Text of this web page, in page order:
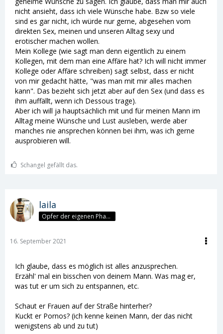
nicht ansieht, dass ich viele Wünsche habe. Bzw so viele
sind es gar nicht, ich würde nur gerne, abgesehen vom
direkten Sex, meinen und unseren Alltag sexy und
erotischer machen wollen.
Mein Kollege (wie sagt man denn eigentlich zu einem
Kollegen, mit dem man eine Affäre hat? Ich will nicht immer
Kollege oder Affäre schreiben) sagt selbst, dass er nicht
von mir gedacht hätte, "was man mit mir alles machen
kann". Das bezieht sich jetzt aber auf den Sex (und dass es
ihm auffällt, wenn ich Dessous trage).
Aber ich will ja hauptsächlich mit und für meinen Mann im
Alltag meine Wünsche und Lust ausleben, werde aber
manches nie ansprechen können bei ihm, was ich gerne
ausprobieren will.
Schangel gefällt das.
laila
Opfer der eigenen Phantasie
16. September 2021
Ich glaube, dass es möglich ist alles anzusprechen.
Erzähl' mal ein bisschen von deinem Mann. Was mag er,
was tut er um sich zu entspannen, etc.
Schaut er Frauen auf der Straße hinterher?
Kuckt er Pornos? (ich kenne keinen Mann, der das nicht
wenigstens ab und zu tut)